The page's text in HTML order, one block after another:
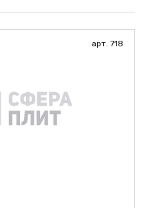
арт. 718